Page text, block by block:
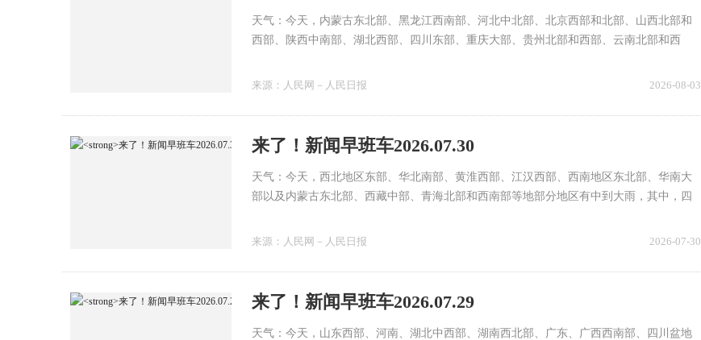
天气：今天，内蒙古东北部、黑龙江西南部、河北中北部、北京西部和北部、山西北部和
西部、陕西中南部、湖北西部、四川东部、重庆大部、贵州北部和西部、云南北部和西
到暴雨。
来源： 人民网－人民日报 2026-08-03
来了！新闻早班车2026.07.30
天气：今天，西北地区东部、华北南部、黄淮西部、江汉西部、西南地区东北部、华南大
部以及内蒙古东北部、西藏中部、青海北部和西南部等地部分地区有中到大雨，其中，四
南岛东北部等地部分地区有暴雨或大暴雨。
来源： 人民网－人民日报 2026-07-30
来了！新闻早班车2026.07.29
天气：今天，山东西部、河南、湖北中西部、湖南西北部、广东、广西西南部、四川盆地